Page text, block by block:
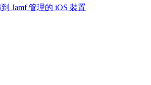
Jamf 管理的 iOS 裝置